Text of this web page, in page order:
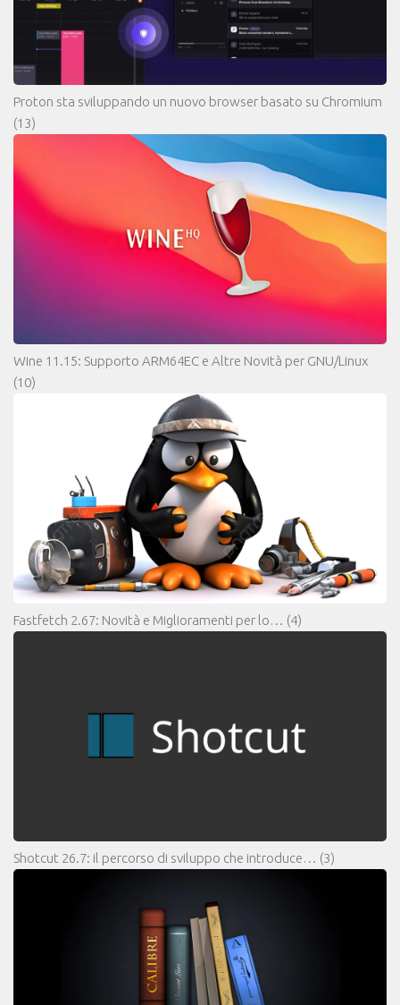
Proton sta sviluppando un nuovo browser basato su Chromium
(13)
Wine 11.15: Supporto ARM64EC e Altre Novità per GNU/Linux
(10)
Fastfetch 2.67: Novità e Miglioramenti per lo… (4)
Shotcut 26.7: il percorso di sviluppo che introduce… (3)